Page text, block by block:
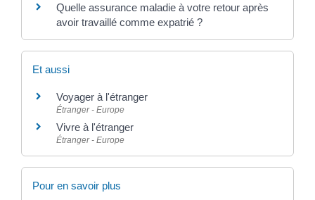
Quelle assurance maladie à votre retour après
avoir travaillé comme expatrié ?
Et aussi
Voyager à l'étranger
Étranger - Europe
Vivre à l'étranger
Étranger - Europe
Pour en savoir plus